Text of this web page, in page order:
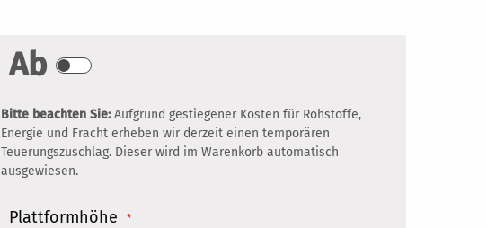
Ab
Bitte beachten Sie:Aufgrund gestiegener Kosten für Rohstoffe,
Energie und Fracht erheben wir derzeit einen temporären
Teuerungszuschlag. Dieser wird im Warenkorb automatisch
ausgewiesen.
Plattformhöhe